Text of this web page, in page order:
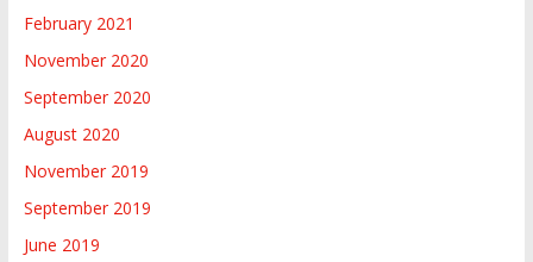
February 2021
November 2020
September 2020
August 2020
November 2019
September 2019
June 2019